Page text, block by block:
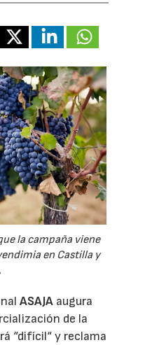
la campaña viene
en Castilla y
ASAJA augura
de la
“difícil“ y reclama